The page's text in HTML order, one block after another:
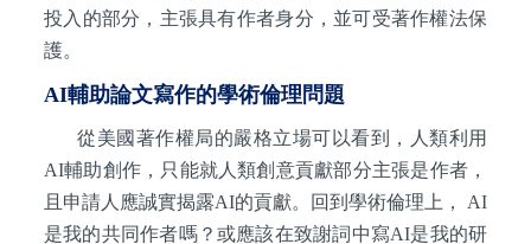
投入的部分，主張具有作者身分，並可受著作權法保
護。
AI輔助論文寫作的學術倫理問題
從美國著作權局的嚴格立場可以看到，人類利用
AI輔助創作，只能就人類創意貢獻部分主張是作者，
且申請人應誠實揭露AI的貢獻。回到學術倫理上， AI
是我的共同作者嗎？或應該在致謝詞中寫AI是我的研